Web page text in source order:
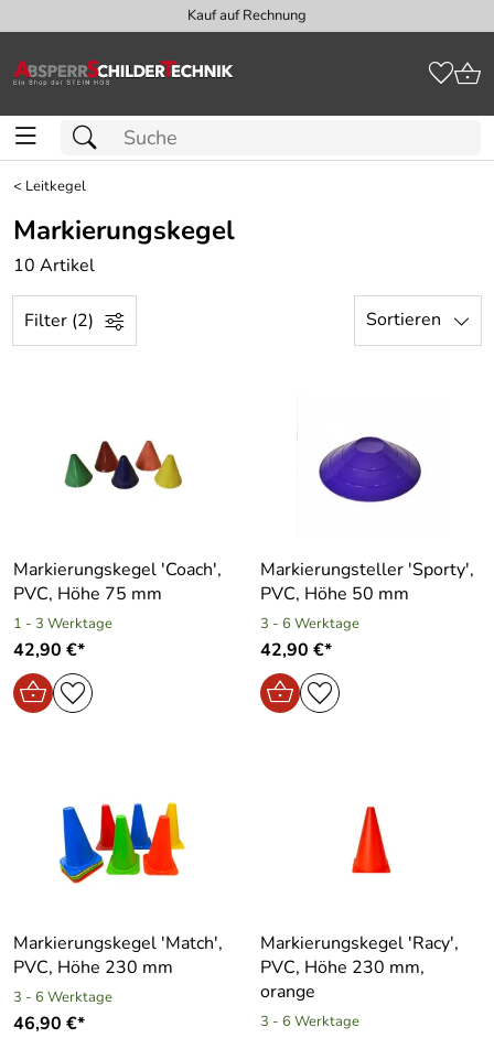
Kauf auf Rechnung
< Leitkegel
Markierungskegel
10 Artikel
Filter (2) Sortieren
Markierungskegel ′Coach′,
PVC, Höhe 75 mm
1 - 3 Werktage
42,90 €*
Markierungsteller ′Sporty′,
PVC, Höhe 50 mm
3 - 6 Werktage
42,90 €*
Markierungskegel ′Match′,
PVC, Höhe 230 mm
3 - 6 Werktage
46,90 €*
Markierungskegel ′Racy′,
PVC, Höhe 230 mm,
orange
3 - 6 Werktage